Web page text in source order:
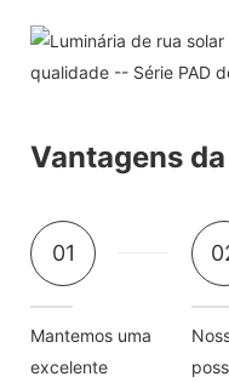
Vantagens
01
Mantemos uma
excelente